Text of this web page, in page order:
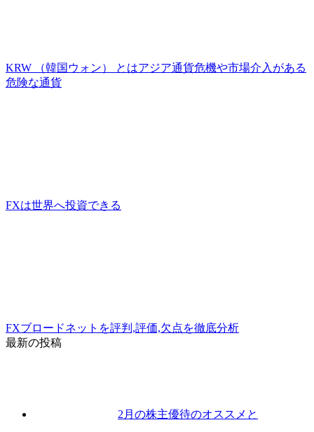
KRW （韓国ウォン） とはアジア通貨危機や市場介入がある
危険な通貨
FXは世界へ投資できる
FXブロードネットを評判,評価,欠点を徹底分析
最新の投稿
2月の株主優待のオススメと